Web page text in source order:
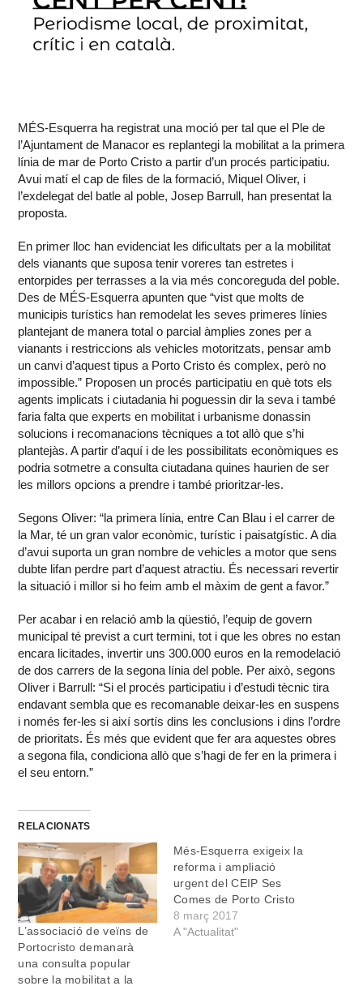
MÉS-Esquerra ha registrat una moció per tal que el Ple de
l’Ajuntament de Manacor es replantegi la mobilitat a la primera
línia de mar de Porto Cristo a partir d’un procés participatiu.
Avui matí el cap de files de la formació, Miquel Oliver, i
l’exdelegat del batle al poble, Josep Barrull, han presentat la
proposta.
En primer lloc han evidenciat les dificultats per a la mobilitat
dels vianants que suposa tenir voreres tan estretes i
entorpides per terrasses a la via més concoreguda del poble.
Des de MÉS-Esquerra apunten que “vist que molts de
municipis turístics han remodelat les seves primeres línies
plantejant de manera total o parcial àmplies zones per a
vianants i restriccions als vehicles motoritzats, pensar amb
un canvi d’aquest tipus a Porto Cristo és complex, però no
impossible.” Proposen un procés participatiu en què tots els
agents implicats i ciutadania hi poguessin dir la seva i també
faria falta que experts en mobilitat i urbanisme donassin
solucions i recomanacions tècniques a tot allò que s’hi
plantejàs. A partir d’aquí i de les possibilitats econòmiques es
podria sotmetre a consulta ciutadana quines haurien de ser
les millors opcions a prendre i també prioritzar-les.
Segons Oliver: “la primera línia, entre Can Blau i el carrer de
la Mar, té un gran valor econòmic, turístic i paisatgístic. A dia
d’avui suporta un gran nombre de vehicles a motor que sens
dubte lifan perdre part d’aquest atractiu. És necessari revertir
la situació i millor si ho feim amb el màxim de gent a favor.”
Per acabar i en relació amb la qüestió, l’equip de govern
municipal té previst a curt termini, tot i que les obres no estan
encara licitades, invertir uns 300.000 euros en la remodelació
de dos carrers de la segona línia del poble. Per això, segons
Oliver i Barrull: “Si el procés participatiu i d’estudi tècnic tira
endavant sembla que es recomanable deixar-les en suspens
i només fer-les si així sortís dins les conclusions i dins l’ordre
de prioritats. És més que evident que fer ara aquestes obres
a segona fila, condiciona allò que s’hagi de fer en la primera i
el seu entorn.”
RELACIONATS
L’associació de veïns de
Portocristo demanarà
una consulta popular
sobre la mobilitat a la
Més-Esquerra exigeix la
reforma i ampliació
urgent del CEIP Ses
Comes de Porto Cristo
8 març 2017
A "Actualitat"